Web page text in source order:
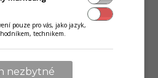
doručování přechází do
procesu nyní vstupuje sám
přepne stav objednávky
v rámci pokladny evidovány
pouze pro vás, jako jazyk,
technikem.
nezbytné